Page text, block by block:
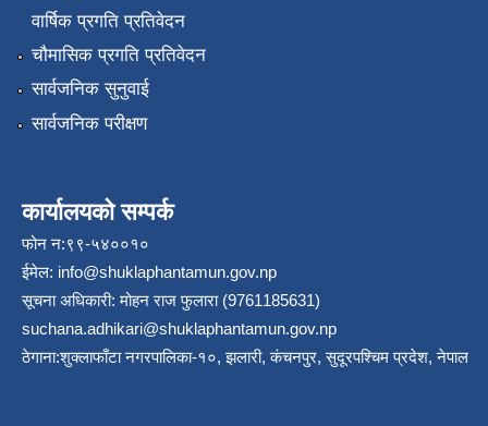
वार्षिक प्रगति प्रतिवेदन
चौमासिक प्रगति प्रतिवेदन
सार्वजनिक सुनुवाई
सार्वजनिक परीक्षण
कार्यालयको सम्पर्क
फोन न:९९-५४००१०
ईमेल: info@shuklaphantamun.gov.np
सूचना अधिकारी: मोहन राज फुलारा (9761185631)
suchana.adhikari@shuklaphantamun.gov.np
ठेगाना:शुक्लाफाँटा नगरपालिका-१०, झलारी, कंचनपुर, सुदूरपश्चिम प्रदेश, नेपाल